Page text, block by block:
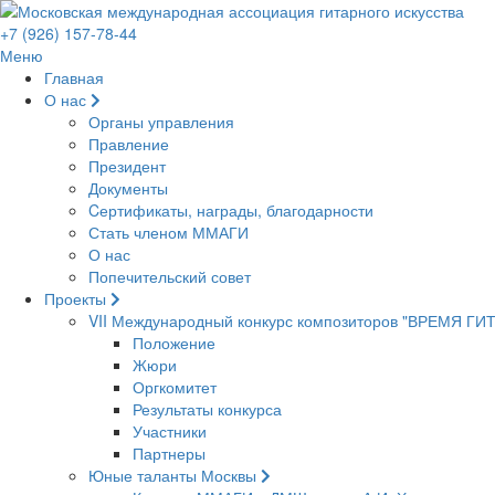
+7 (926) 157-78-44
Меню
Главная
О нас
Органы управления
Правление
Президент
Документы
Cертификаты, награды, благодарности
Стать членом ММАГИ
О нас
Попечительский совет
Проекты
VII Международный конкурс композиторов "ВРЕМЯ
Положение
Жюри
Оргкомитет
Результаты конкурса
Участники
Партнеры
Юные таланты Москвы